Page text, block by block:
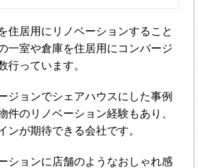
住居用にリノベーションすること
一室や倉庫を住居用にコンバージ
行っています。
ジョンでシェアハウスにした事例
件のリノベーション経験もあり、
ンが期待できる会社です。
ションに店舗のようなおしゃれ感